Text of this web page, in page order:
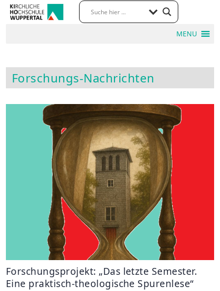
MENU
Forschungs-Nachrichten
Forschungsprojekt: „Das letzte Semester.
Eine praktisch-theologische Spurenlese“